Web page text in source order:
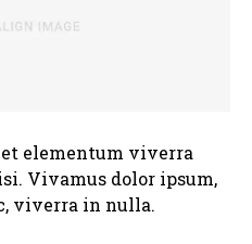
elementum viverra
Vivamus dolor ipsum,
viverra in nulla.